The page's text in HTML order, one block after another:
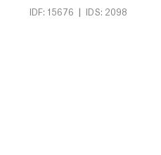
IDF: 15676 | IDS: 2098